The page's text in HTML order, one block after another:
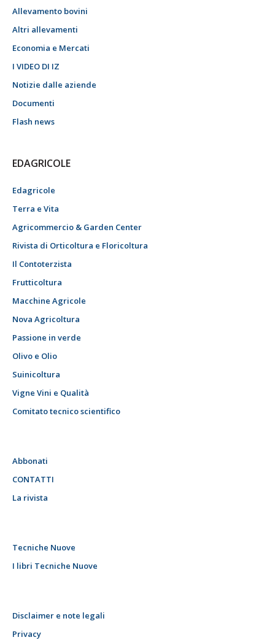
Allevamento bovini
Altri allevamenti
Economia e Mercati
I VIDEO DI IZ
Notizie dalle aziende
Documenti
Flash news
EDAGRICOLE
Edagricole
Terra e Vita
Agricommercio & Garden Center
Rivista di Orticoltura e Floricoltura
Il Contoterzista
Frutticoltura
Macchine Agricole
Nova Agricoltura
Passione in verde
Olivo e Olio
Suinicoltura
Vigne Vini e Qualità
Comitato tecnico scientifico
Abbonati
CONTATTI
La rivista
Tecniche Nuove
I libri Tecniche Nuove
Disclaimer e note legali
Privacy